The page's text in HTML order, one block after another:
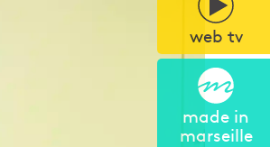
web tv
made in
marseille